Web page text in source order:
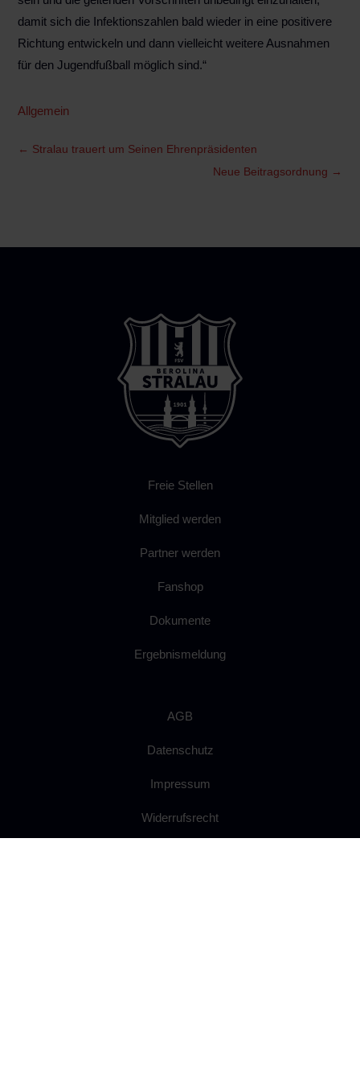
damit sich die Infektionszahlen bald wieder in eine positivere
Richtung entwickeln und dann vielleicht weitere Ausnahmen
für den Jugendfußball möglich sind.“
Allgemein
← Stralau trauert um Seinen Ehrenpräsidenten
Neue Beitragsordnung →
Freie Stellen
Mitglied werden
Partner werden
Fanshop
Dokumente
Ergebnismeldung
AGB
Datenschutz
Impressum
Widerrufsrecht